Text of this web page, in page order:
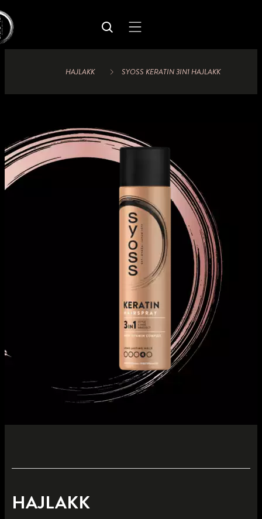
HAJLAKK SYOSS KERATIN 3IN1 HAJLAKK
HAJLAKK